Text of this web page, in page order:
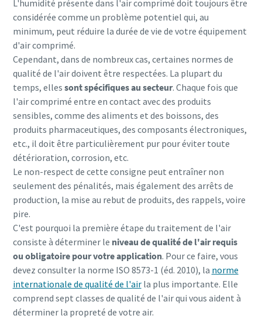
Le compresseur GA FLX
Le GA FLX, le premier compresseur à deux vitesses, est la
solution parfaite si vous recherchez des économies
d'énergie pour les compresseurs, mais que vous n'êtes pas
encore prêt pour un entraînement à vitesse variable
Découvrez le GA FLX
L'humidité présente dans l'air comprimé doit toujours être
considérée comme un problème potentiel qui, au
minimum, peut réduire la durée de vie de votre équipement
d'air comprimé.
Cependant, dans de nombreux cas, certaines normes de
qualité de l'air doivent être respectées. La plupart du
temps, elles sont spécifiques au secteur. Chaque fois que
l'air comprimé entre en contact avec des produits
sensibles, comme des aliments et des boissons, des
produits pharmaceutiques, des composants électroniques,
etc., il doit être particulièrement pur pour éviter toute
détérioration, corrosion, etc.
Le non-respect de cette consigne peut entraîner non
seulement des pénalités, mais également des arrêts de
production, la mise au rebut de produits, des rappels, voire
pire.
C'est pourquoi la première étape du traitement de l'air
consiste à déterminer le niveau de qualité de l'air requis
ou obligatoire pour votre application. Pour ce faire, vous
devez consulter la norme ISO 8573-1 (éd. 2010), la norme
internationale de qualité de l'airla plus importante. Elle
comprend sept classes de qualité de l'air qui vous aident à
déterminer la propreté de votre air.